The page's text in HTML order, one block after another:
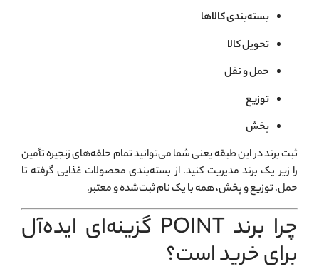
بسته‌بندی کالاها
تحویل کالا
حمل و نقل
توزیع
پخش
ثبت برند در این طبقه یعنی شما می‌توانید تمام حلقه‌های زنجیره تأمین
را زیر یک برند مدیریت کنید. از بسته‌بندی محصولات غذایی گرفته تا
حمل، توزیع و پخش، همه با یک نام ثبت‌شده و معتبر.
چرا برند POINT گزینه‌ای ایده‌آل
برای خرید است؟